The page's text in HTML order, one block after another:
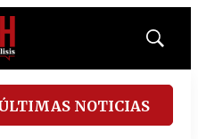
Mostrar
NOTICIAS